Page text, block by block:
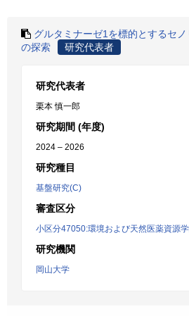
グルタミナーゼ1を標的とするセ
の探索
研究代表者
研究代表者
栗本 慎一郎
研究期間 (年度)
2024 – 2026
研究種目
基盤研究(C)
審査区分
小区分47050:環境および天然医薬資源
研究機関
岡山大学